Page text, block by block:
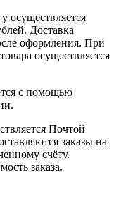
осуществляется
Доставка
оформления. При
осуществляется
с помощью
Почтой
заказы на
счёту.
заказа.